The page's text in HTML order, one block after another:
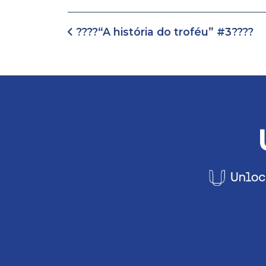
Navegação de
????“A história do troféu” #3????